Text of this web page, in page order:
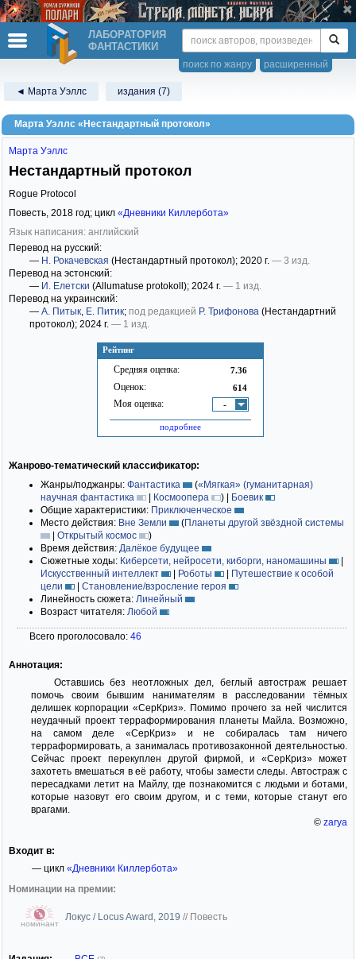
ЛАБОРАТОРИЯ
ФАНТАСТИКИ
расширенный
поиск по жанру
◄ Марта Уэллс издания (7)
Марта Уэллс «Нестандартный протокол»
Рейтинг
Средняя оценка: 7.36
Оценок: 614
Моя оценка: -
подробнее
Марта Уэллс
Нестандартный протокол
Rogue Protocol
Повесть, 2018 год; цикл «Дневники Киллербота»
Язык написания: английский
Перевод на русский:
— Н. Рокачевская (Нестандартный протокол); 2020 г. — 3 изд.
Перевод на эстонский:
— И. Елетски (Allumatuse protokoll); 2024 г. — 1 изд.
Перевод на украинский:
— А. Питык, Е. Питик; под редакцией Р. Трифонова (Нестандартний
протокол); 2024 г. — 1 изд.
Жанрово-тематический классификатор:
Жанры/поджанры: Фантастика («Мягкая» (гуманитарная)
научная фантастика
| Космоопера ) | Боевик
Общие характеристики: Приключенческое
Место действия: Вне Земли (Планеты другой звёздной системы
| Открытый космос
)
Время действия: Далёкое будущее
Сюжетные ходы: Киберсети, нейросети, киборги, наномашины
|
Искусственный интеллект
| Роботы | Путешествие к особой
цели
| Становление/взросление героя
Линейность сюжета: Линейный
Возраст читателя: Любой
Всего проголосовало: 46
Аннотация:
Оставшись без неотложных дел, беглый автостраж решает
помочь своим бывшим нанимателям в расследовании тёмных
делишек корпорации «СерКриз». Помимо прочего за ней числится
неудачный проект терраформирования планеты Майла. Возможно,
на самом деле «СерКриз» и не собиралась там ничего
терраформировать, а занималась противозаконной деятельностью.
Сейчас проект перекуплен другой фирмой, и «СерКриз» может
захотеть вмешаться в её работу, чтобы замести следы. Автостраж с
пересадками летит на Майлу, где познакомится с людьми и ботами,
которые назовут его своим другом, и с теми, которые станут его
врагами.
© zarya
Входит в:
— цикл «Дневники Киллербота»
Номинации на премии:
номинант
Локус / Locus Award, 2019 // Повесть